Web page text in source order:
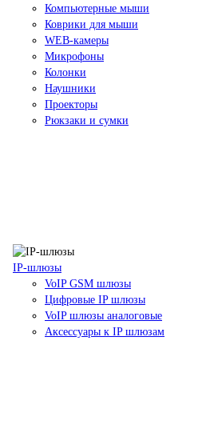
Компьютерные мыши
Коврики для мыши
WEB-камеры
Микрофоны
Колонки
Наушники
Проекторы
Рюкзаки и сумки
IP-шлюзы
VoIP GSM шлюзы
Цифровые IP шлюзы
VoIP шлюзы аналоговые
Аксессуары к IP шлюзам